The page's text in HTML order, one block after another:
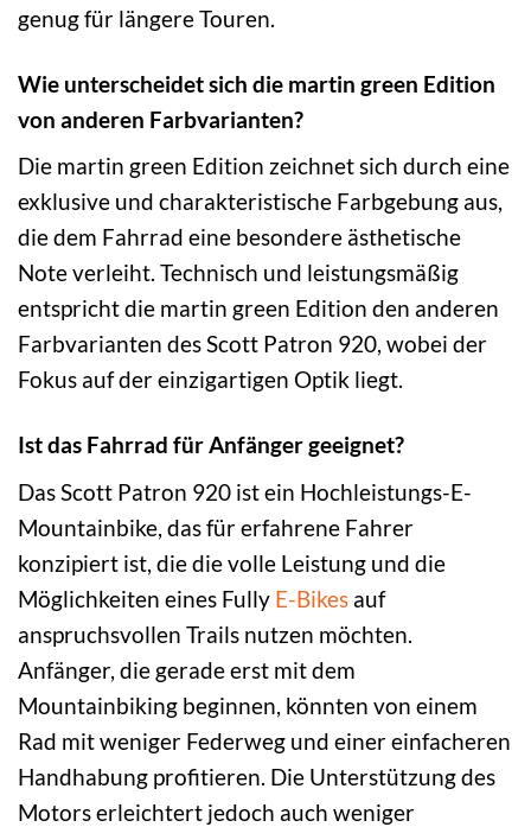
genug für längere Touren.
Wie unterscheidet sich die martin green Edition
von anderen Farbvarianten?
Die martin green Edition zeichnet sich durch eine
exklusive und charakteristische Farbgebung aus,
die dem Fahrrad eine besondere ästhetische
Note verleiht. Technisch und leistungsmäßig
entspricht die martin green Edition den anderen
Farbvarianten des Scott Patron 920, wobei der
Fokus auf der einzigartigen Optik liegt.
Ist das Fahrrad für Anfänger geeignet?
Das Scott Patron 920 ist ein Hochleistungs-E-
Mountainbike, das für erfahrene Fahrer
konzipiert ist, die die volle Leistung und die
Möglichkeiten eines Fully E-Bikes auf
anspruchsvollen Trails nutzen möchten.
Anfänger, die gerade erst mit dem
Mountainbiking beginnen, könnten von einem
Rad mit weniger Federweg und einer einfacheren
Handhabung profitieren. Die Unterstützung des
Motors erleichtert jedoch auch weniger